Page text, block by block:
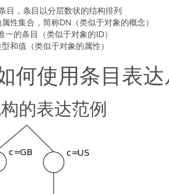
目，条目以分层数状的结构排列
性集合，简称DN（类似于对象的概念）
的条目（类似于对象的ID）
和值（类似于对象的属性）
何使用条目表
的表达范例